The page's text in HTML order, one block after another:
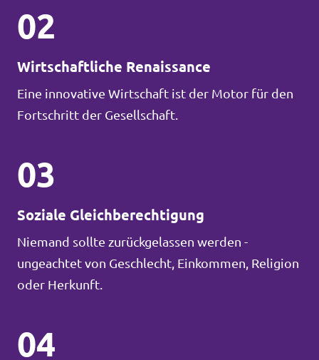
02
Wirtschaftliche Renaissance
Eine innovative Wirtschaft ist der Motor für den
Fortschritt der Gesellschaft.
03
Soziale Gleichberechtigung
Niemand sollte zurückgelassen werden -
ungeachtet von Geschlecht, Einkommen, Religion
oder Herkunft.
04